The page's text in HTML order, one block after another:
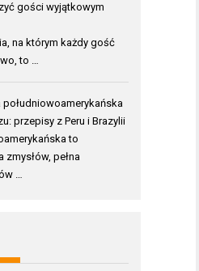
gości wyjątkowym
na którym każdy gość
to …
południowoamerykańska
przepisy z Peru i Brazylii
to
pełna
…